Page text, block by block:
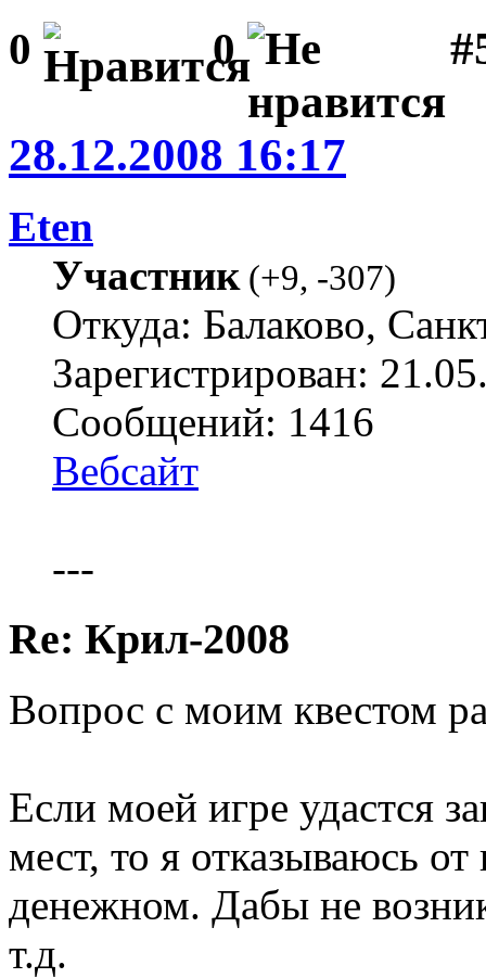
0 0
28.12.2008 16:17
Eten
Участник(+9, -307)
Откуда: Балаково,
Зарегистрирован:
Сообщений: 1416
Вебсайт
---
Re: Крил-2008
Вопрос с моим квестом
Если моей игре удастся
мест, то я отказываюсь
денежном. Дабы не
т.д.